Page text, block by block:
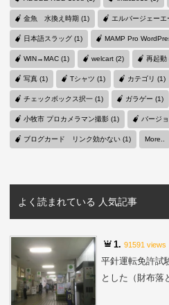
金魚 水換え時期 (1) エルバージェーエ
日本語スラッグ (1) MAMP Pro
WIN→MAC (1) welcart (2) 再起動
写真 (1) Tシャツ (1) カテゴリ (1)
チェックボックス択一 (1) ガラゲー (1)
小牧市 プロカメラマン撮影 (1) バージ
ブログカード リンク効かない (1) More..
よく読まれている 人気記事
1.91591 views
平針運転免許試
とした（財布落